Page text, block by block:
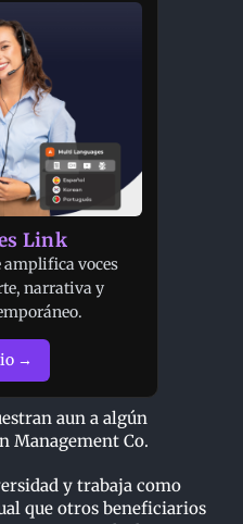
Link
voces
narrativa y
→
aun a algún
Management Co.
y trabaja como
que otros beneficiarios